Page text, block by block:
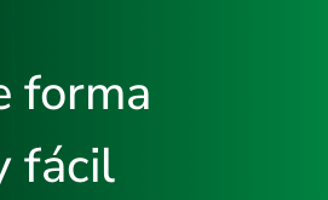
forma
fácil